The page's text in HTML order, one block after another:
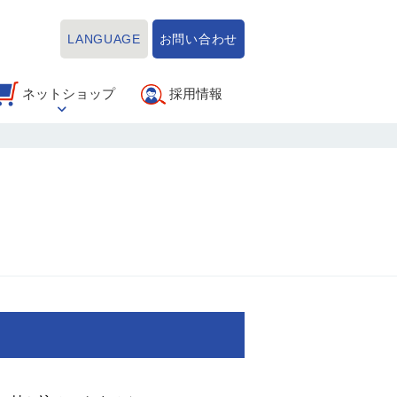
LANGUAGE お問い合わせ
ネットショップ 採用情報